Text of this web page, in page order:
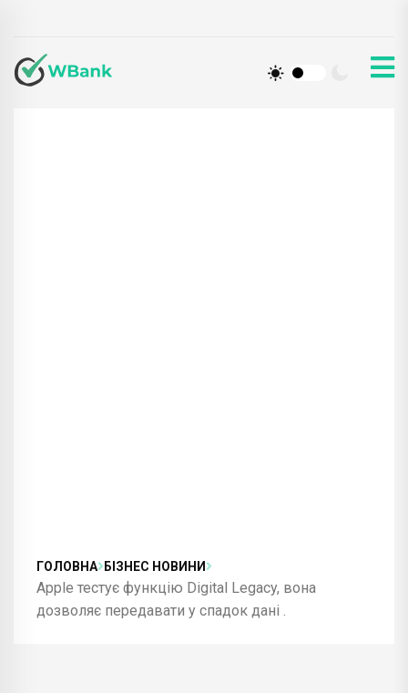
ГОЛОВНА БІЗНЕС НОВИНИ
Apple тестує функцію Digital Legacy, вона
дозволяє передавати у спадок дані .